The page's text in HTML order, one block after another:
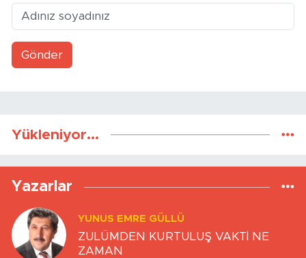
Gönder
Yükleniyor...
Yazarlar
YUNUS EMRE GÜLLÜ
ZULÜMDEN KURTULUŞ VAKTİ NE
ZAMAN